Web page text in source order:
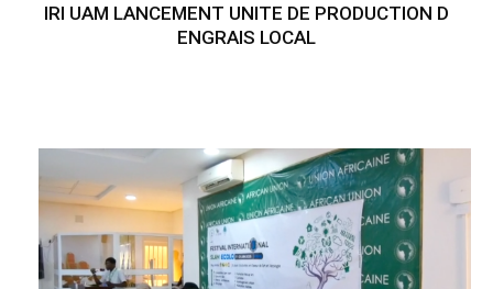
IRI UAM LANCEMENT UNITE DE PRODUCTION D
ENGRAIS LOCAL